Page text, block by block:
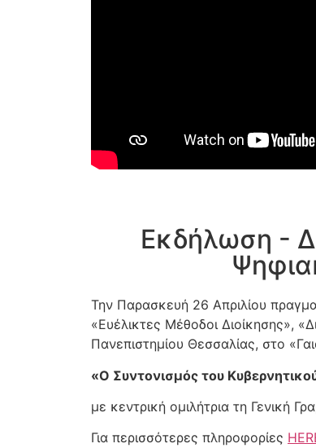
Εκδήλωση -
Την Παρασκευή 26 Απριλίου
«Ευέλικτες Μέθοδοι Διοίκησης»,
Πανεπιστημίου Θεσσαλίας, στο
«Ο Συντονισμός του
με κεντρική ομιλήτρια τη Γενική
Για περισσότερες πληροφορίες